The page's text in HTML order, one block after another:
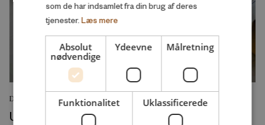
DEBATINDLÆG
Udlændingepolitik kan ikke koges ned til en
som de har indsamlet fra din brug af deres
tjenester. Læs mere
Absolut
nødvendige
Ydeevne Målretning
Funktionalitet Uklassificerede